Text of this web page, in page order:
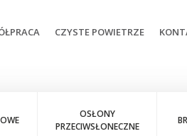
CZYSTE POWIETRZE
OSŁONY
PRZECIWSŁONECZNE